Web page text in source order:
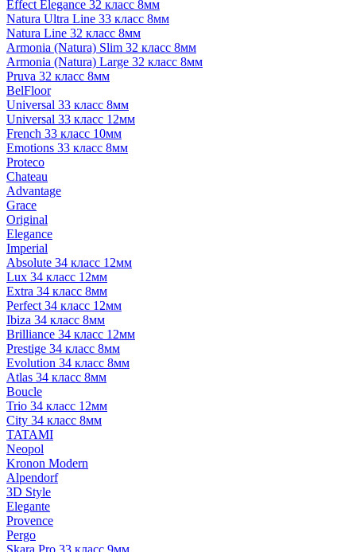
Effect Elegance 32 класс 8мм
Natura Ultra Line 33 класс 8мм
Natura Line 32 класс 8мм
Armonia (Natura) Slim 32 класс 8мм
Armonia (Natura) Large 32 класс 8мм
Pruva 32 класс 8мм
BelFloor
Universal 33 класс 8мм
Universal 33 класс 12мм
French 33 класс 10мм
Emotions 33 класс 8мм
Proteco
Chateau
Advantage
Grace
Original
Elegance
Imperial
Absolute 34 класс 12мм
Lux 34 класс 12мм
Extra 34 класс 8мм
Perfect 34 класс 12мм
Ibiza 34 класс 8мм
Brilliance 34 класс 12мм
Prestige 34 класс 8мм
Evolution 34 класс 8мм
Atlas 34 класс 8мм
Boucle
Trio 34 класс 12мм
City 34 класс 8мм
TATAMI
Neopol
Kronon Modern
Alpendorf
3D Style
Elegante
Provence
Pergo
Skara Pro 33 класс 9мм